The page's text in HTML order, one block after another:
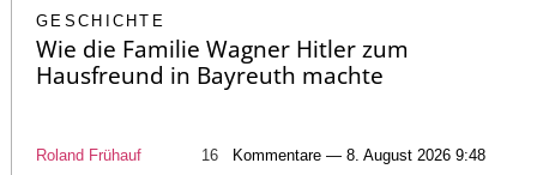
GESCHICHTE
Wie die Familie Wagner Hitler zum
Hausfreund in Bayreuth machte
Roland Frühauf 16 Kommentare — 8. August 2026 9:48